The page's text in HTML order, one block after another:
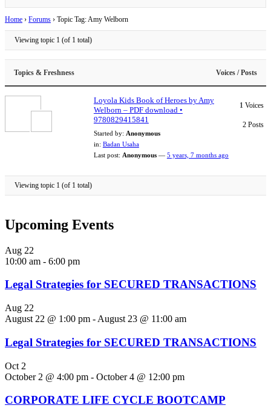
Home › Forums › Topic Tag: Amy Welborn
Viewing topic 1 (of 1 total)
Topics & Freshness Voices / Posts
Loyola Kids Book of Heroes by Amy
Welborn – PDF download •
9780829415841
Started by: Anonymous
in: Badan Usaha
Last post: Anonymous— 5 years, 7 months ago
1Voices
2Posts
Viewing topic 1 (of 1 total)
Upcoming Events
Aug 22
10:00 am - 6:00 pm
Legal Strategies for SECURED TRANSACTIONS
Aug 22
August 22 @ 1:00 pm - August 23 @ 11:00 am
Legal Strategies for SECURED TRANSACTIONS
Oct 2
October 2 @ 4:00 pm - October 4 @ 12:00 pm
CORPORATE LIFE CYCLE BOOTCAMP